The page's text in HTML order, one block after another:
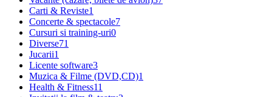
Carti & Reviste1
Concerte & spectacole7
Cursuri si training-uri0
Diverse71
Jucarii1
Licente software3
Muzica & Filme (DVD,CD)1
Health & Fitness11